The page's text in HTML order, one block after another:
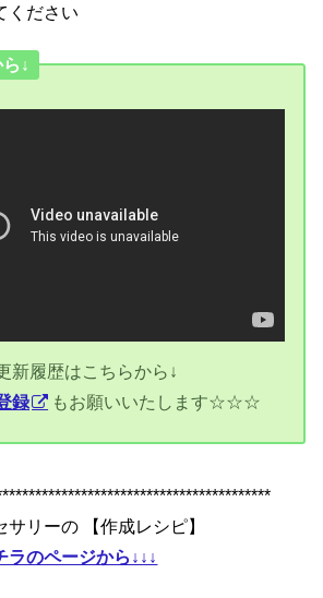
ください
↓
新履歴はこちらから↓
録
もお願いいたします☆☆☆
リーの 【作成レシピ】
ラのページから↓↓↓